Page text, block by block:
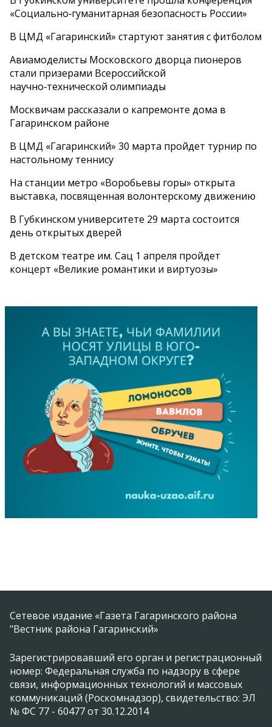
«Социально‑гуманитарная безопасность России»
В ЦМД «Гагаринский» стартуют занятия с фитболом
Авиамоделисты Московского дворца пионеров
стали призерами Всероссийской
научно‑технической олимпиады
Москвичам рассказали о капремонте дома в
Гагаринском районе
В ЦМД «Гагаринский» 30 марта пройдет турнир по
настольному теннису
На станции метро «Воробьевы горы» открыта
выставка, посвященная волонтерскому движению
В Губкинском университете 29 марта состоится
день открытых дверей
В детском театре им. Сац 1 апреля пройдет
концерт «Великие романтики и виртуозы»
Сетевое издание «Газета Гагаринского района
"Вестник района Гагаринский»
Зарегистрировавший его орган и регистрационный
номер: Федеральная служба по надзору в сфере
связи, информационных технологий и массовых
коммуникаций (Роскомнадзор), свидетельство: ЭЛ
№ ФС 77 - 60477 от 30.12.2014